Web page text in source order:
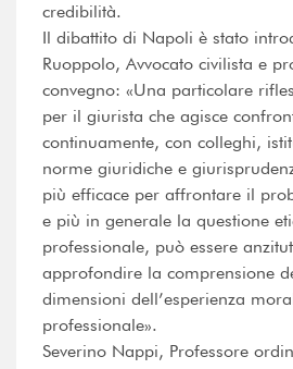
credibilità.
Il dibattito di Napoli è stato
Ruoppolo, Avvocato civilista e
convegno: «Una particolare
per il giurista che agisce
continuamente, con colleghi,
norme giuridiche e
più efficace per affrontare il
e più in generale la questione
professionale, può essere
approfondire la comprensione
dimensioni dell’esperienza
professionale».
Severino Nappi, Professore